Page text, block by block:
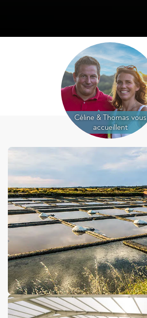
Céline & Thomas vous
accueillent